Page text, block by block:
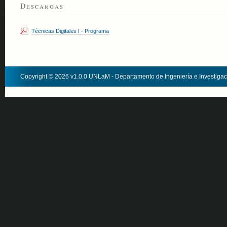
Descargas
Técnicas Digitales I - Programa
Copyright © 2026 v1.0.0 UNLaM - Departamento de Ingeniería e